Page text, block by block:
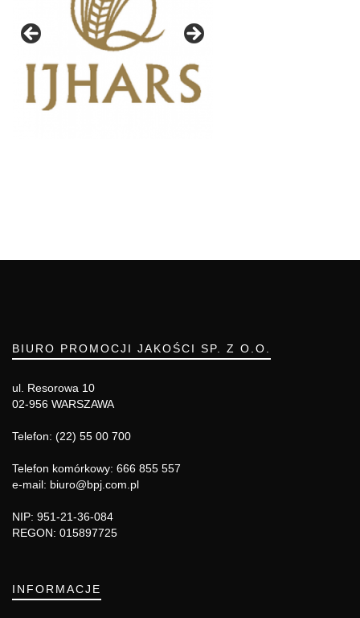
BIURO PROMOCJI JAKOŚCI SP. Z O.O.
ul. Resorowa 10
02-956 WARSZAWA
Telefon: (22) 55 00 700
Telefon komórkowy: 666 855 557
e-mail: biuro@bpj.com.pl
NIP: 951-21-36-084
REGON: 015897725
INFORMACJE